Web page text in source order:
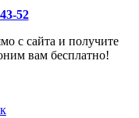
52
с сайта и получите
вам бесплатно!